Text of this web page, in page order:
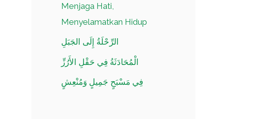
Menjaga Hati,
Menyelamatkan Hidup
الرِّحْلَةُ إِلَى الجَبَلِ
الْمُحَادَثَةُ فِي حَقْلِ الأَرُزِّ
فِي مَسْبَحٍ جَمِيلٍ وَمُنْعِشٍ